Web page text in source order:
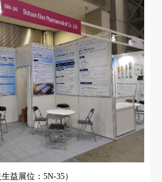
生益展位：5N-35）